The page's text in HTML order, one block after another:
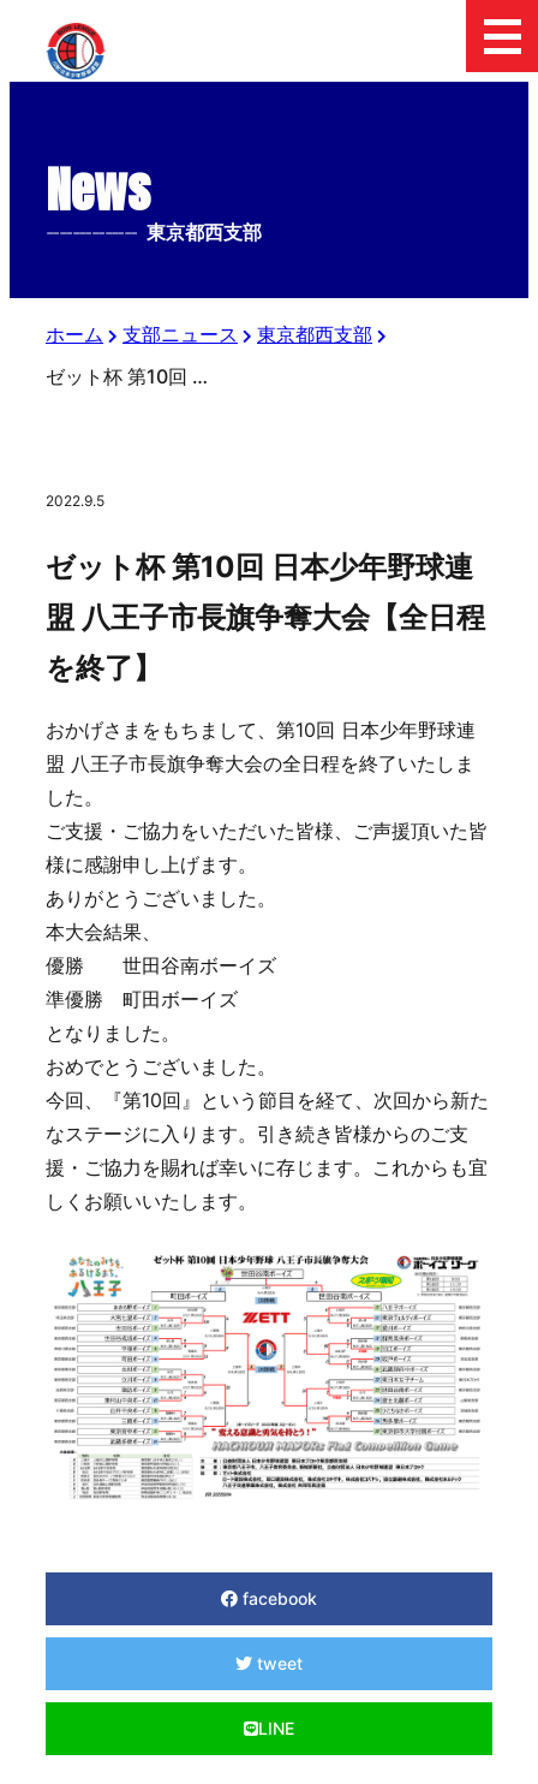
News
-------------- 東京都西支部
ホーム 支部ニュース
東京都西支部
ゼット杯 第10回 日本少年野球連盟 八王子市長旗争奪大会【全日程を終了】
2022.9.5
ゼット杯 第10回 日本少年野球連
盟 八王子市長旗争奪大会【全日程
を終了】
おかげさまをもちまして、第10回 日本少年野球連
盟 八王子市長旗争奪大会の全日程を終了いたしま
した。
ご支援・ご協力をいただいた皆様、ご声援頂いた皆
様に感謝申し上げます。
ありがとうございました。
本大会結果、
優勝 世田谷南ボーイズ
準優勝 町田ボーイズ
となりました。
おめでとうございました。
今回、『第10回』という節目を経て、次回から新た
なステージに入ります。引き続き皆様からのご支
援・ご協力を賜れば幸いに存じます。これからも宜
しくお願いいたします。
facebook
tweet
LINE